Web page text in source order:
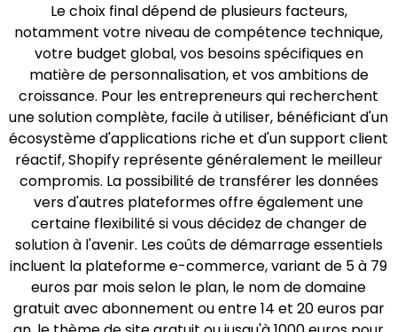
Le choix final dépend de plusieurs facteurs,
notamment votre niveau de compétence technique,
votre budget global, vos besoins spécifiques en
matière de personnalisation, et vos ambitions de
croissance. Pour les entrepreneurs qui recherchent
une solution complète, facile à utiliser, bénéficiant d'un
écosystème d'applications riche et d'un support client
réactif, Shopify représente généralement le meilleur
compromis. La possibilité de transférer les données
vers d'autres plateformes offre également une
certaine flexibilité si vous décidez de changer de
solution à l'avenir. Les coûts de démarrage essentiels
incluent la plateforme e-commerce, variant de 5 à 79
euros par mois selon le plan, le nom de domaine
gratuit avec abonnement ou entre 14 et 20 euros par